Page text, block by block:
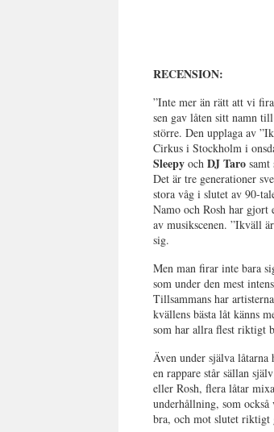
RECENSION:
”Inte mer än rätt att vi
sen gav låten sitt namn
större. Den upplaga av
Cirkus i Stockholm i
SleepyochDJ Tarosamt
Det är tre generationer
stora våg i slutet av 90-
Namo och Rosh har
av musikscenen. ”Ikväll
sig.
Men man firar inte bara
som under den mest
Tillsammans har
kvällens bästa låt känns
som har allra flest riktigt
Även under själva
en rappare står sällan
eller Rosh, flera låtar
underhållning, som
bra, och mot slutet riktigt